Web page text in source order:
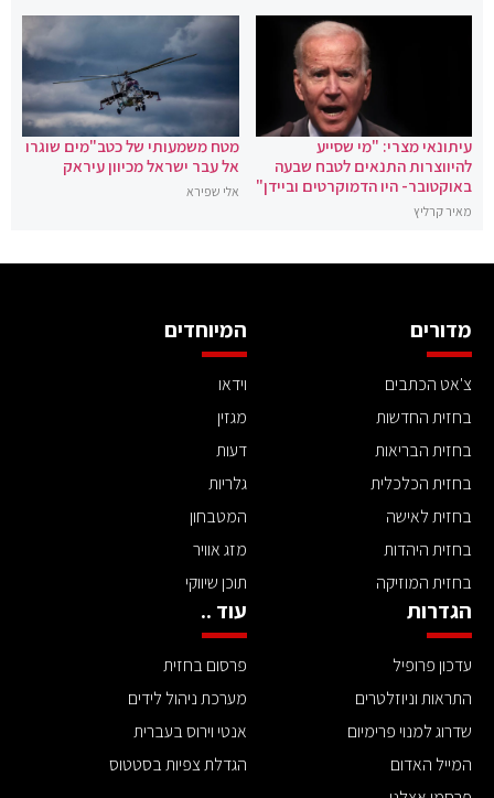
עיתונאי מצרי: "מי שסייע
להיווצרות התנאים לטבח שבעה
באוקטובר- היו הדמוקרטים וביידן"
מאיר קרליץ
מטח משמעותי של כטב"מים שוגרו
אל עבר ישראל מכיוון עיראק
אלי שפירא
מדורים
צ'אט הכתבים
בחזית החדשות
בחזית הבריאות
בחזית הכלכלית
בחזית לאישה
בחזית היהדות
בחזית המוזיקה
המיוחדים
וידאו
מגזין
דעות
גלריות
המטבחון
מזג אוויר
תוכן שיווקי
הגדרות
עדכון פרופיל
התראות וניוזלטרים
שדרוג למנוי פרימיום
המייל האדום
עוד ..
פרסום בחזית
מערכת ניהול לידים
אנטי וירוס בעברית
הגדלת צפיות בסטטוס